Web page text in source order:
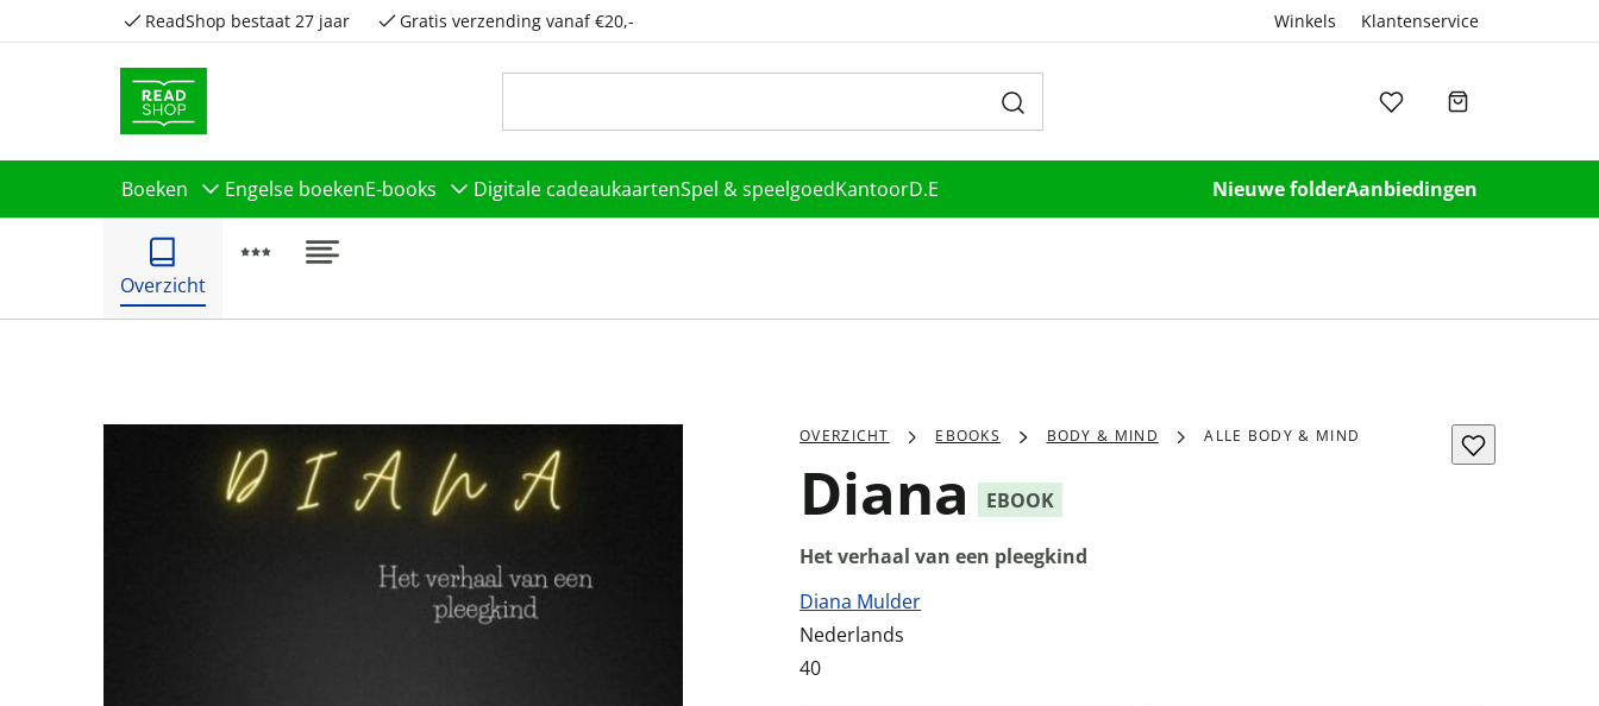
ReadShop bestaat 27 jaar Gratis verzending vanaf €20,- Winkels Klantenservice
Boeken Engelse boekenE-books Digitale cadeaukaartenSpel & speelgoedKantoorD.E Nieuwe folderAanbiedingen
Overzicht
OVERZICHT EBOOKS BODY & MIND ALLE BODY & MIND
Diana EBOOK
Het verhaal van een pleegkind
Diana Mulder
Nederlands
40